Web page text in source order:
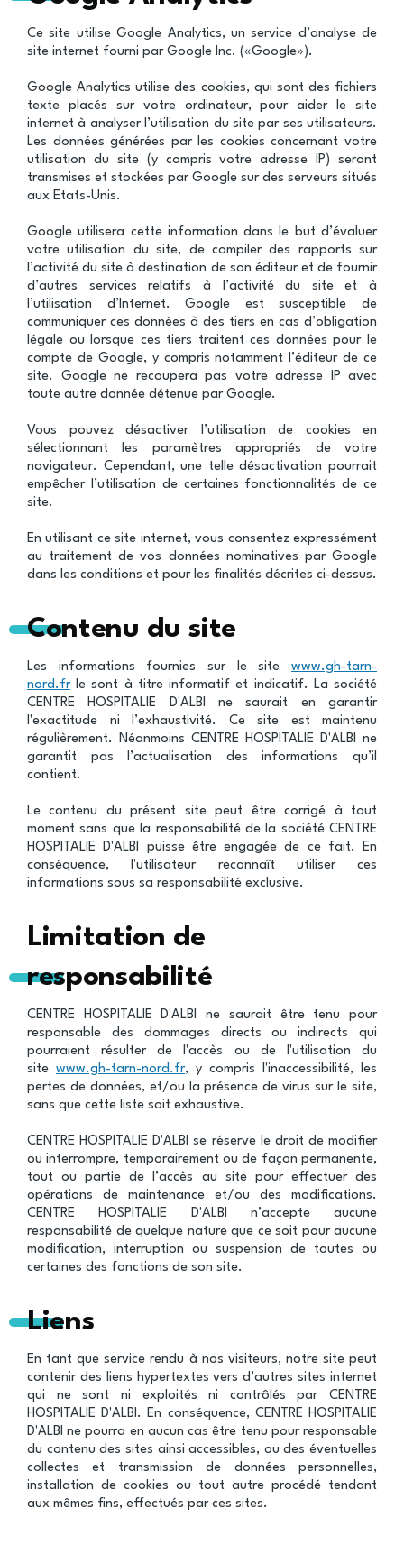
Ce site utilise Google Analytics, un service d’analyse de
site internet fourni par Google Inc. («Google»).
Google Analytics utilise des cookies, qui sont des fichiers
texte placés sur votre ordinateur, pour aider le site
internet à analyser l’utilisation du site par ses utilisateurs.
Les données générées par les cookies concernant votre
utilisation du site (y compris votre adresse IP) seront
transmises et stockées par Google sur des serveurs situés
aux Etats-Unis.
Google utilisera cette information dans le but d’évaluer
votre utilisation du site, de compiler des rapports sur
l’activité du site à destination de son éditeur et de fournir
d’autres services relatifs à l’activité du site et à
l’utilisation d’Internet. Google est susceptible de
communiquer ces données à des tiers en cas d’obligation
légale ou lorsque ces tiers traitent ces données pour le
compte de Google, y compris notamment l’éditeur de ce
site. Google ne recoupera pas votre adresse IP avec
toute autre donnée détenue par Google.
Vous pouvez désactiver l’utilisation de cookies en
sélectionnant les paramètres appropriés de votre
navigateur. Cependant, une telle désactivation pourrait
empêcher l’utilisation de certaines fonctionnalités de ce
site.
En utilisant ce site internet, vous consentez expressément
au traitement de vos données nominatives par Google
dans les conditions et pour les finalités décrites ci-dessus.
Contenu du site
Les informations fournies sur le site www.gh-tarn-
nord.frle sont à titre informatif et indicatif. La société
CENTRE HOSPITALIE D'ALBI ne saurait en garantir
l'exactitude ni l’exhaustivité. Ce site est maintenu
régulièrement. Néanmoins CENTRE HOSPITALIE D'ALBI ne
garantit pas l’actualisation des informations qu’il
contient.
Le contenu du présent site peut être corrigé à tout
moment sans que la responsabilité de la société CENTRE
HOSPITALIE D'ALBI puisse être engagée de ce fait. En
conséquence, l'utilisateur reconnaît utiliser ces
informations sous sa responsabilité exclusive.
Limitation de
responsabilité
CENTRE HOSPITALIE D'ALBI ne saurait être tenu pour
responsable des dommages directs ou indirects qui
pourraient résulter de l'accès ou de l'utilisation du
site www.gh-tarn-nord.fr, y compris l'inaccessibilité, les
pertes de données, et/ou la présence de virus sur le site,
sans que cette liste soit exhaustive.
CENTRE HOSPITALIE D'ALBI se réserve le droit de modifier
ou interrompre, temporairement ou de façon permanente,
tout ou partie de l’accès au site pour effectuer des
opérations de maintenance et/ou des modifications.
CENTRE HOSPITALIE D'ALBI n’accepte aucune
responsabilité de quelque nature que ce soit pour aucune
modification, interruption ou suspension de toutes ou
certaines des fonctions de son site.
Liens
En tant que service rendu à nos visiteurs, notre site peut
contenir des liens hypertextes vers d’autres sites internet
qui ne sont ni exploités ni contrôlés par CENTRE
HOSPITALIE D'ALBI. En conséquence, CENTRE HOSPITALIE
D'ALBI ne pourra en aucun cas être tenu pour responsable
du contenu des sites ainsi accessibles, ou des éventuelles
collectes et transmission de données personnelles,
installation de cookies ou tout autre procédé tendant
aux mêmes fins, effectués par ces sites.